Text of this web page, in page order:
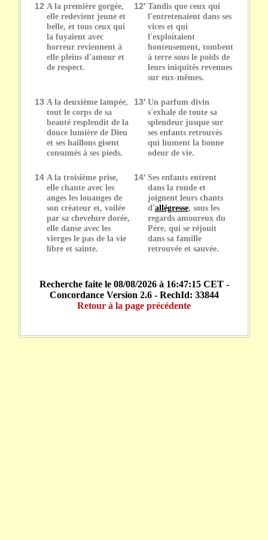
12 A la première gorgée,
elle redevient jeune et
belle, et tous ceux qui
la fuyaient avec
horreur reviennent à
elle pleins d'amour et
de respect.
12' Tandis que ceux qui
l'entretenaient dans ses
vices et qui
l'exploitaient
honteusement, tombent
à terre sous le poids de
leurs iniquités revenues
sur eux-mêmes.
13 A la deuxième lampée,
tout le corps de sa
beauté resplendit de la
douce lumière de Dieu
et ses haillons gisent
consumés à ses pieds.
13' Un parfum divin
s'exhale de toute sa
splendeur jusque sur
ses enfants retrouvés
qui hument la bonne
odeur de vie.
14 A la troisième prise,
elle chante avec les
anges les louanges de
son créateur et, voilée
par sa chevelure dorée,
elle danse avec les
vierges le pas de la vie
libre et sainte.
14' Ses enfants entrent
dans la ronde et
joignent leurs chants
d'allégresse, sous les
regards amoureux du
Père, qui se réjouit
dans sa famille
retrouvée et sauvée.
Recherche faite le 08/08/2026 à 16:47:15 CET -
Concordance Version 2.6 - RechId: 33844
Retour à la page précédente